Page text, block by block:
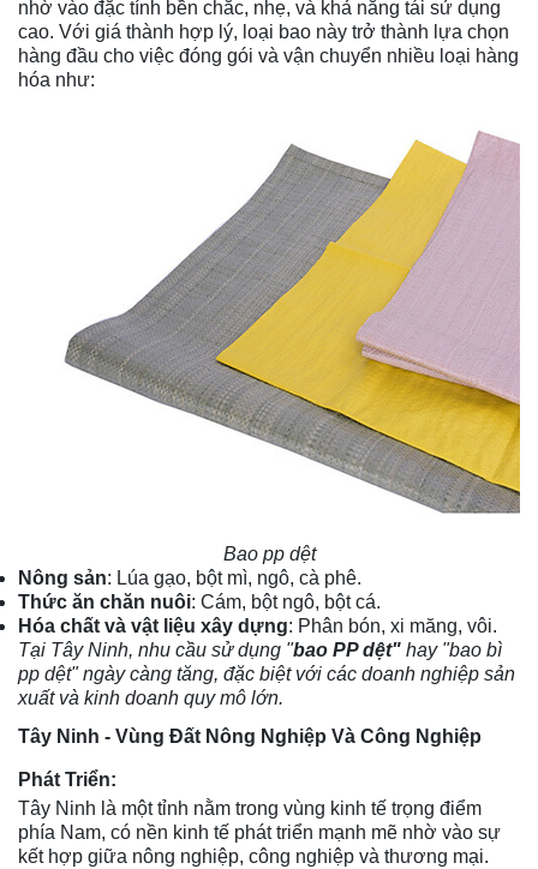
nhờ vào đặc tính bền chắc, nhẹ, và khả năng tái sử dụng
cao. Với giá thành hợp lý, loại bao này trở thành lựa chọn
hàng đầu cho việc đóng gói và vận chuyển nhiều loại hàng
hóa như:
Bao pp dệt
Nông sản: Lúa gạo, bột mì, ngô, cà phê.
Thức ăn chăn nuôi: Cám, bột ngô, bột cá.
Hóa chất và vật liệu xây dựng: Phân bón, xi măng, vôi.
Tại Tây Ninh, nhu cầu sử dụng "bao PP dệt" hay "bao bì
pp dệt" ngày càng tăng, đặc biệt với các doanh nghiệp sản
xuất và kinh doanh quy mô lớn.
Tây Ninh - Vùng Đất Nông Nghiệp Và Công Nghiệp
Phát Triển:
Tây Ninh là một tỉnh nằm trong vùng kinh tế trọng điểm
phía Nam, có nền kinh tế phát triển mạnh mẽ nhờ vào sự
kết hợp giữa nông nghiệp, công nghiệp và thương mại.